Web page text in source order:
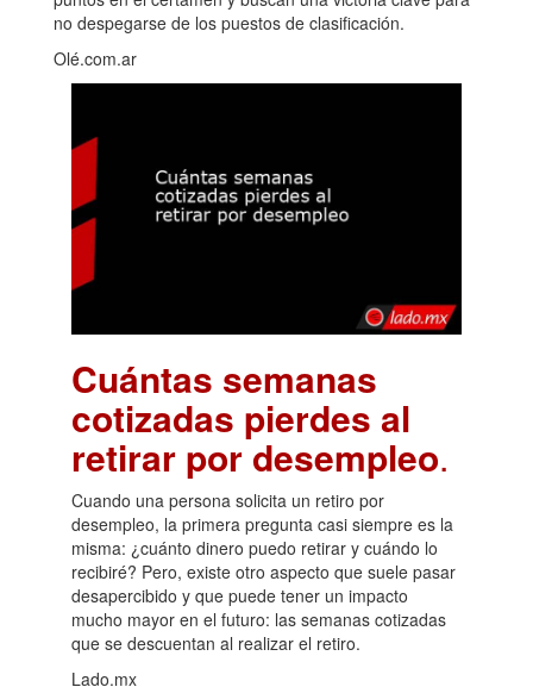
no despegarse de los puestos de clasificación.
Olé.com.ar
Cuántas semanas
cotizadas pierdes al
retirar por desempleo.
Cuando una persona solicita un retiro por
desempleo, la primera pregunta casi siempre es la
misma: ¿cuánto dinero puedo retirar y cuándo lo
recibiré? Pero, existe otro aspecto que suele pasar
desapercibido y que puede tener un impacto
mucho mayor en el futuro: las semanas cotizadas
que se descuentan al realizar el retiro.
Lado.mx